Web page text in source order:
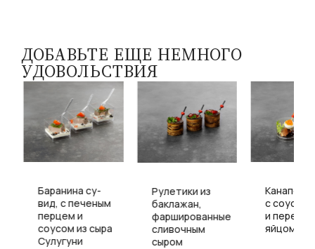
ДОБАВЬТЕ ЕЩЕ НЕМНОГО
УДОВОЛЬСТВИЯ
Баранина су-
вид, с печеным
перцем и
соусом из сыра
Сулугуни
Рулетики из
баклажан,
фаршированные
сливочным
сыром
Канапе с
с соусом
и
яйцом